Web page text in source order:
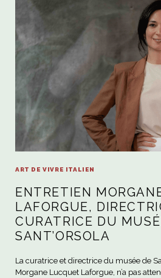
ART DE VIVRE ITALIEN
ENTRETIEN
LAFORGUE,
CURATRICE DU
SANT’ORSOLA
La curatrice et directrice du musée de
Morgane Lucquet Laforgue, n’a pas